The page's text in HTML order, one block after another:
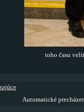
toho času
Automatické